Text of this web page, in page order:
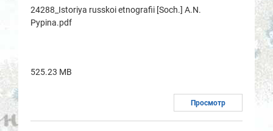
24288_Istoriya russkoi etnografii [Soch.] A.N.
Pypina.pdf
525.23 MB
Просмотр